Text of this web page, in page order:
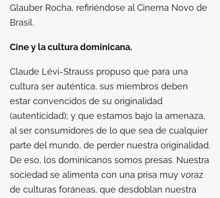
Glauber Rocha, refiriéndose al Cinema Novo de
Brasil.
Cine y la cultura dominicana.
Claude Lévi-Strauss propuso que para una
cultura ser auténtica, sus miembros deben
estar convencidos de su originalidad
(autenticidad); y que estamos bajo la amenaza,
al ser consumidores de lo que sea de cualquier
parte del mundo, de perder nuestra originalidad.
De eso, los dominicanos somos presas. Nuestra
sociedad se alimenta con una prisa muy voraz
de culturas foráneas, que desdoblan nuestra